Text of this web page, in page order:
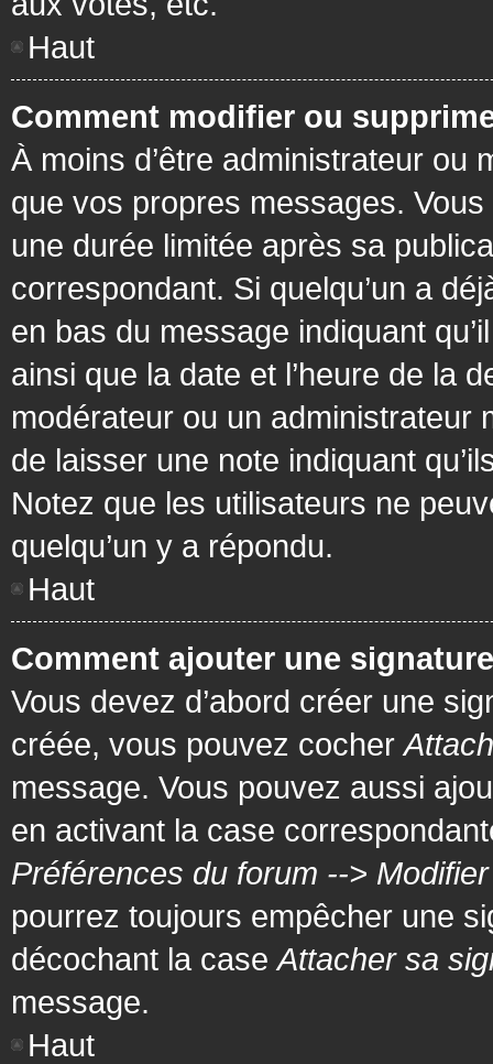
Haut
Comment modifier ou
À moins d’être administrateur ou
que vos propres messages.
une durée limitée après sa
correspondant. Si quelqu’un a
en bas du message indiquant
ainsi que la date et l’heure de la
modérateur ou un administrateur
de laisser une note indiquant
Notez que les utilisateurs ne
quelqu’un y a répondu.
Haut
Comment ajouter une
Vous devez d’abord créer une
créée, vous pouvez cocher
message. Vous pouvez aussi
en activant la case
Préférences du forum -->
pourrez toujours empêcher une
décochant la caseAttacher sa
message.
Haut